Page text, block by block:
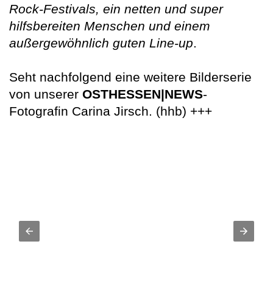
Rock-Festivals, ein netten und super
hilfsbereiten Menschen und einem
außergewöhnlich guten Line-up.
Seht nachfolgend eine weitere Bilderserie
von unserer OSTHESSEN|NEWS-
Fotografin Carina Jirsch. (hhb) +++